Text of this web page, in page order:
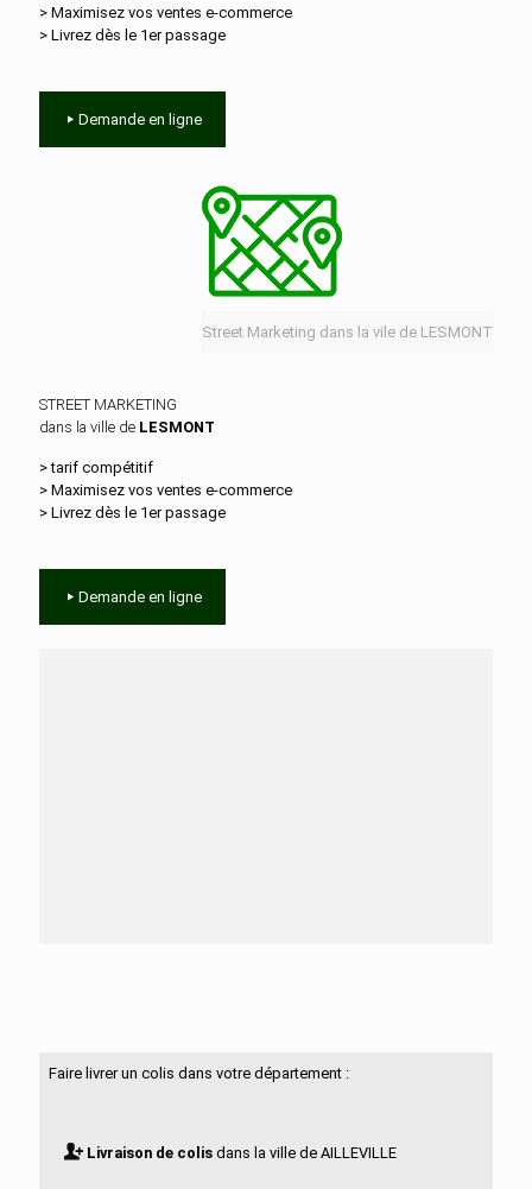
> Maximisez vos ventes e‑commerce
> Livrez dès le 1er passage
Demande en ligne
Street Marketing dans la vile de LESMONT
STREET MARKETING
dans la ville de LESMONT
> tarif compétitif
> Maximisez vos ventes e‑commerce
> Livrez dès le 1er passage
Demande en ligne
Faire livrer un colis dans votre département :
Livraison de colisdans la ville de AILLEVILLE